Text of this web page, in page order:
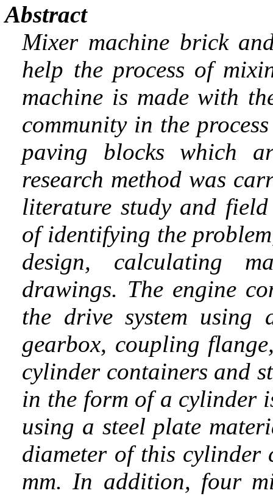
Abstract
Mixer machine brick
help the process of
machine is made with
community in the
paving blocks which
research method was
literature study and field
of identifying the
design, calculating
drawings. The engine
the drive system using
gearbox, coupling
cylinder containers and
in the form of a cylinder
using a steel plate
diameter of this cylinder
mm. In addition, four